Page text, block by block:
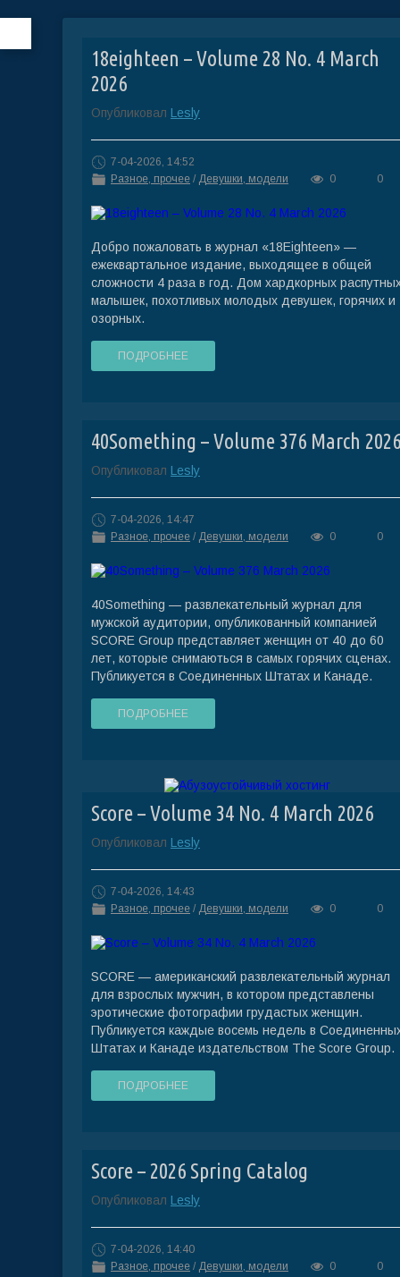
18eighteen – Volume 28 No. 4 March
2026
Опубликовал Lesly
7-04-2026, 14:52
Разное, прочее / Девушки, модели 0 0
Добро пожаловать в журнал «18Eighteen» —
ежеквартальное издание, выходящее в общей
сложности 4 раза в год. Дом хардкорных
малышек, похотливых молодых девушек, горячих и
озорных.
ПОДРОБНЕЕ
40Something – Volume 376 March 2026
Опубликовал Lesly
7-04-2026, 14:47
Разное, прочее / Девушки, модели 0 0
40Something — развлекательный журнал для
мужской аудитории, опубликованный компанией
SCORE Group представляет женщин от 40 до 60
лет, которые снимаються в самых горячих сценах.
Публикуется в Соединенных Штатах и Канаде.
ПОДРОБНЕЕ
Score – Volume 34 No. 4 March 2026
Опубликовал Lesly
7-04-2026, 14:43
Разное, прочее / Девушки, модели 0 0
SCORE — американский развлекательный журнал
для взрослых мужчин, в котором представлены
эротические фотографии грудастых женщин.
Публикуется каждые восемь недель в
Штатах и Канаде издательством The Score Group.
ПОДРОБНЕЕ
Score – 2026 Spring Catalog
Опубликовал Lesly
7-04-2026, 14:40
Разное, прочее / Девушки, модели 0 0